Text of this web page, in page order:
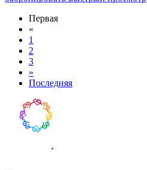
Первая
«
1
2
3
»
Последняя